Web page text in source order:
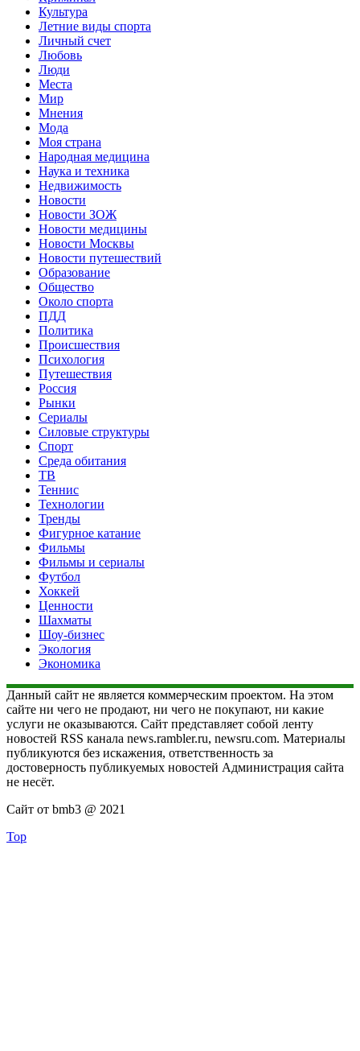
Культура
Летние виды спорта
Личный счет
Любовь
Люди
Места
Мир
Мнения
Мода
Моя страна
Народная медицина
Наука и техника
Недвижимость
Новости
Новости ЗОЖ
Новости медицины
Новости Москвы
Новости путешествий
Образование
Общество
Около спорта
ПДД
Политика
Происшествия
Психология
Путешествия
Россия
Рынки
Сериалы
Силовые структуры
Спорт
Среда обитания
ТВ
Теннис
Технологии
Тренды
Фигурное катание
Фильмы
Фильмы и сериалы
Футбол
Хоккей
Ценности
Шахматы
Шоу-бизнес
Экология
Экономика
Данный сайт не является коммерческим проектом. На этом
сайте ни чего не продают, ни чего не покупают, ни какие
услуги не оказываются. Сайт представляет собой ленту
новостей RSS канала news.rambler.ru, newsru.com. Материалы
публикуются без искажения, ответственность за
достоверность публикуемых новостей Администрация сайта
не несёт.
Сайт от bmb3 @ 2021
Top